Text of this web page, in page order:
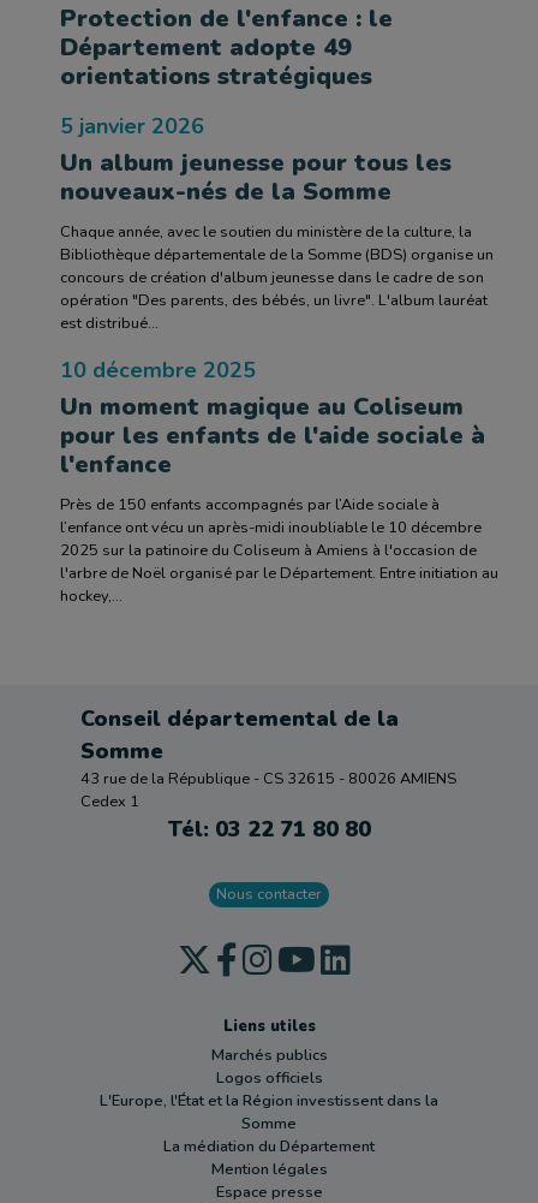
Protection de l'enfance : le
Département adopte 49
orientations stratégiques
5 janvier 2026
Un album jeunesse pour tous les
nouveaux-nés de la Somme
Chaque année, avec le soutien du ministère de la culture, la
Bibliothèque départementale de la Somme (BDS) organise un
concours de création d'album jeunesse dans le cadre de son
opération "Des parents, des bébés, un livre". L'album lauréat
est distribué...
10 décembre 2025
Un moment magique au Coliseum
pour les enfants de l'aide sociale à
l'enfance
Près de 150 enfants accompagnés par l’Aide sociale à
l’enfance ont vécu un après-midi inoubliable le 10 décembre
2025 sur la patinoire du Coliseum à Amiens à l'occasion de
l'arbre de Noël organisé par le Département. Entre initiation au
hockey,...
Conseil départemental de la
Somme
43 rue de la République - CS 32615 - 80026 AMIENS
Cedex 1
Tél: 03 22 71 80 80
Nous contacter
Liens utiles
Marchés publics
Logos officiels
L'Europe, l'État et la Région investissent dans la
Somme
La médiation du Département
Mention légales
Espace presse